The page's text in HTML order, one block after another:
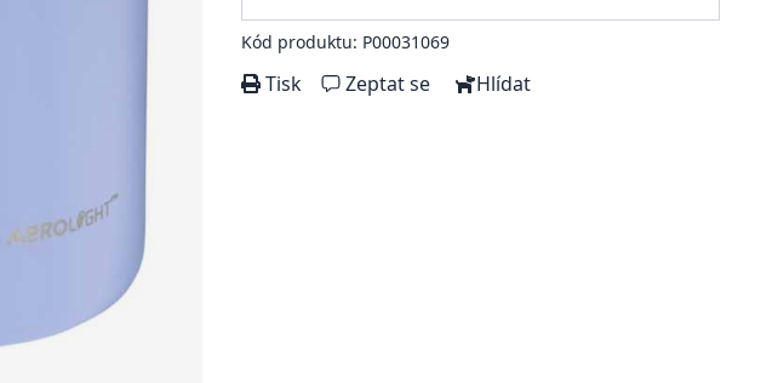
Kód produktu: P00031069
Tisk Zeptat se Hlídat